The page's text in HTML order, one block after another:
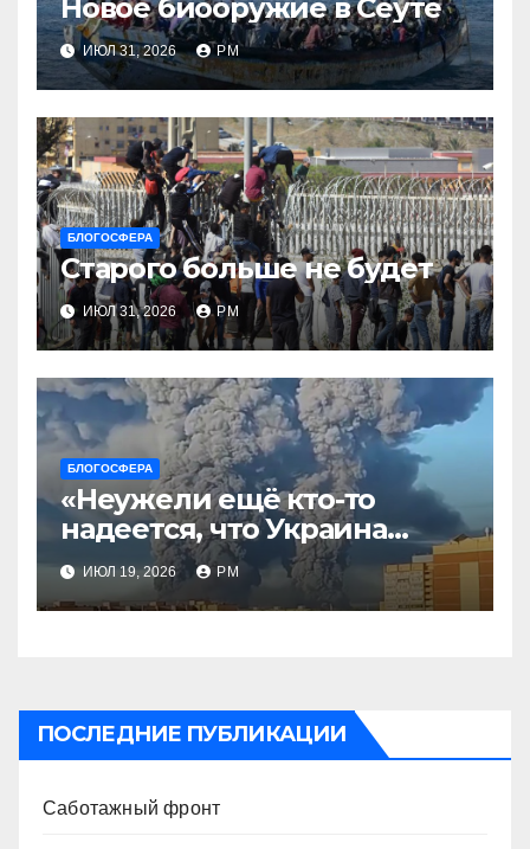
Новое биооружие в Сеуте
ИЮЛ 31, 2026 РМ
БЛОГОСФЕРА
Старого больше не будет
ИЮЛ 31, 2026 РМ
БЛОГОСФЕРА
«Неужели ещё кто-то
надеется, что Украина
будет действовать
непоследовательно?»
ИЮЛ 19, 2026 РМ
ПОСЛЕДНИЕ ПУБЛИКАЦИИ
Саботажный фронт